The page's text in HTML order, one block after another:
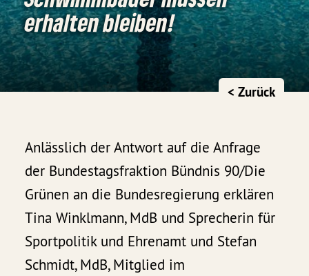
erhalten bleiben!
< Zurück
Anlässlich der Antwort auf die Anfrage
der Bundestagsfraktion Bündnis 90/Die
Grünen an die Bundesregierung erklären
Tina Winklmann, MdB und Sprecherin für
Sportpolitik und Ehrenamt und Stefan
Schmidt, MdB, Mitglied im